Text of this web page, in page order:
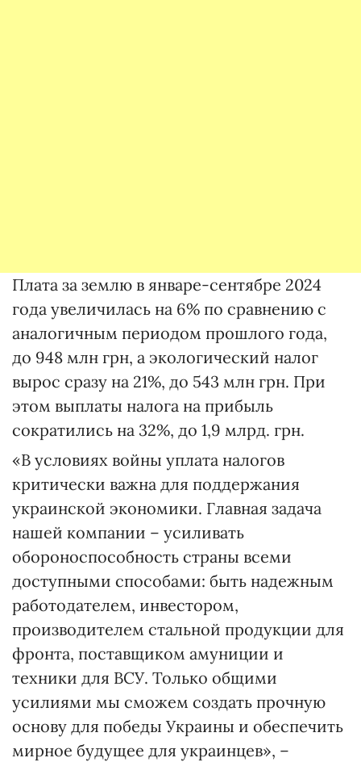
Плата за землю в январе-сентябре 2024
года увеличилась на 6% по сравнению с
аналогичным периодом прошлого года,
до 948 млн грн, а экологический налог
вырос сразу на 21%, до 543 млн грн. При
этом выплаты налога на прибыль
сократились на 32%, до 1,9 млрд. грн.
«В условиях войны уплата налогов
критически важна для поддержания
украинской экономики. Главная задача
нашей компании – усиливать
обороноспособность страны всеми
доступными способами: быть надежным
работодателем, инвестором,
производителем стальной продукции для
фронта, поставщиком амуниции и
техники для ВСУ. Только общими
усилиями мы сможем создать прочную
основу для победы Украины и обеспечить
мирное будущее для украинцев», –